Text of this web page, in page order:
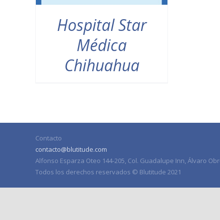
Hospital Star
Médica
Chihuahua
Contacto
contacto@blutitude.com
Alfonso Esparza Oteo 144-205, Col. Guadalupe Inn, Álvaro
Todos los derechos reservados © Blutitude 2021